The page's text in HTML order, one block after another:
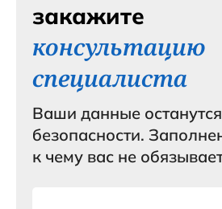
закажите
консультацию
специалиста
Ваши данные
безопасности.
к чему вас не